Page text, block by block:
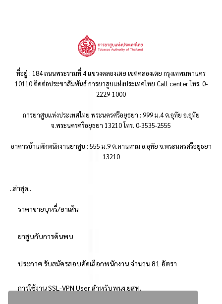
ที่อยู่ : 184 ถนนพระรามที่ 4 แขวงคลองเตย เขตคลองเตย กรุงเทพมหานคร
10110 ติดต่อประชาสัมพันธ์ การยาสูบแห่งประเทศไทย Call center โทร. 0-
2229-1000
การยาสูบแห่งประเทศไทย พระนครศรีอยุธยา : 999 ม.4 ต.อุทัย อ.อุทัย
จ.พระนครศรีอยุธยา 13210 โทร. 0-3535-2555
อาคารบ้านพักพนักงานยาสูบ : 555 ม.9 ต.คานหาม อ.อุทัย จ.พระนครศรีอยุธยา
13210
..ล่าสุด..
ราคาขายบุหรี่/ยาเส้น
ยาสูบกับการค้นพบ
ประกาศ รับสมัครสอบคัดเลือกพนักงาน จำนวน 81 อัตรา
การใช้งาน SSL-VPN User สำหรับพนง.ยสท.